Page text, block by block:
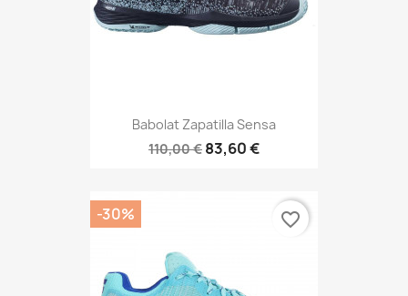
Babolat Zapatilla Sensa
110,00 € 83,60 €
-30% favorite_border